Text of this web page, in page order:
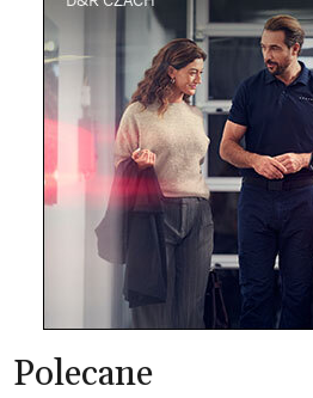
Polecane